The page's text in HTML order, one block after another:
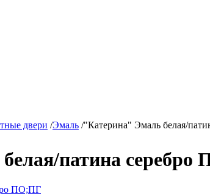
двери /Эмаль /"Катерина" Эмаль белая/
патина